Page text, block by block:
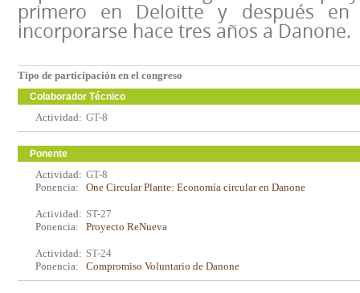
primero en Deloitte y después en
incorporarse hace tres años a Danone.
Tipo de participación en el congreso
Colaborador Técnico
Actividad: GT-8
Ponente
Actividad: GT-8
Ponencia:
One Circular Plante: Economía circular en Danone
Actividad: ST-27
Ponencia:
Proyecto ReNueva
Actividad: ST-24
Ponencia:
Compromiso Voluntario de Danone